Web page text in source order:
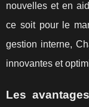
nouvelles et en
ce soit pour le
gestion interne,
innovantes et
Les